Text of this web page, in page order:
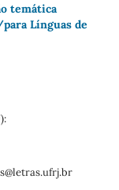
temática
Línguas de